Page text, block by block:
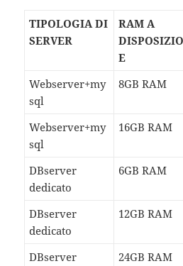
TIPOLOGIA DI
SERVER
RAM A
E
Webserver+my
sql
8GB RAM
Webserver+my
sql
16GB RAM
DBserver
dedicato
6GB RAM
DBserver
dedicato
12GB RAM
DBserver
24GB RAM